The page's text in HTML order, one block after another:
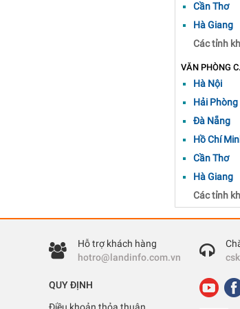
Cần Thơ
Hà Giang
Các tỉnh
VĂN PHÒNG
Hà Nội
Hải Phòng
Đà Nẵng
Hồ Chí
Cần Thơ
Hà Giang
Các tỉnh
Hỗ trợ khách hàng
hotro@landinfo.com.vn
QUY ĐỊNH